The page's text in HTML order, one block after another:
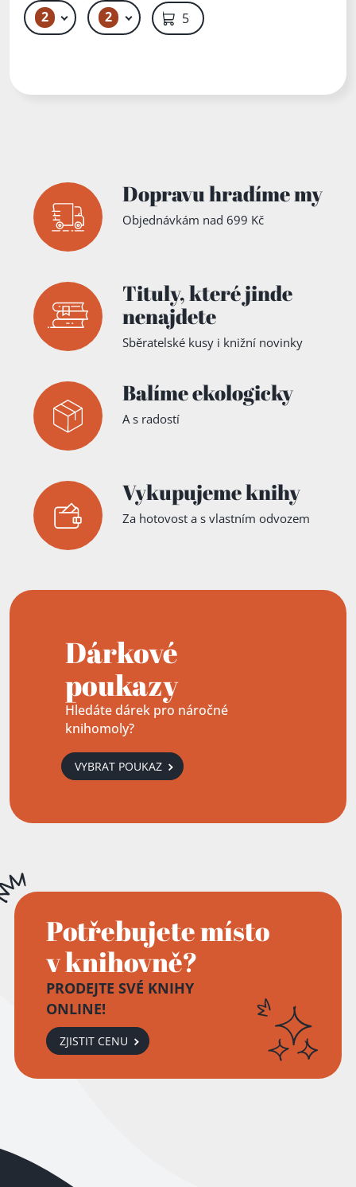
2 159 Kč 2 49 Kč 59 Kč
Dopravu hradíme my
Objednávkám nad 699 Kč
Tituly,které jinde
nenajdete
Sběratelské kusy i knižní novinky
Balíme ekologicky
A s radostí
Vykupujeme knihy
Za hotovost a s vlastním odvozem
Dárkové
poukazy
Hledáte dárek pro náročné
knihomoly?
VYBRAT POUKAZ
Potřebujete místo
v knihovně?
PRODEJTE SVÉ KNIHY
ONLINE!
ZJISTIT CENU